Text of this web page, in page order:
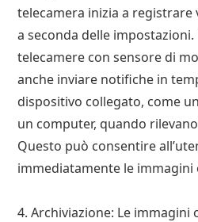
telecamera inizia a registrare
a seconda delle
telecamere con sensore di
anche inviare notifiche in
dispositivo collegato, come
un computer, quando
Questo può consentire
immediatamente le immagini
4. Archiviazione: Le immagini